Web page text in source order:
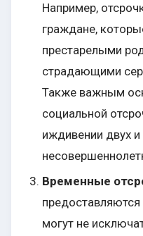
Например,
граждане,
престарелыми
страдающими
Также важным
социальной
иждивении двух
Временные
могут не